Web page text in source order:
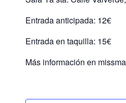
Entrada anticipada: 12€
Entrada en taquilla: 15€
Más información en